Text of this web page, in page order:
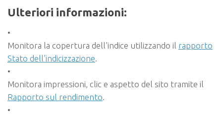
Ulteriori informazioni:
•
Monitora la copertura dell’indice utilizzando il rapporto
Stato dell’indicizzazione
•
Monitora impressioni, clic e aspetto del sito tramite il
Rapporto sul rendimento
•